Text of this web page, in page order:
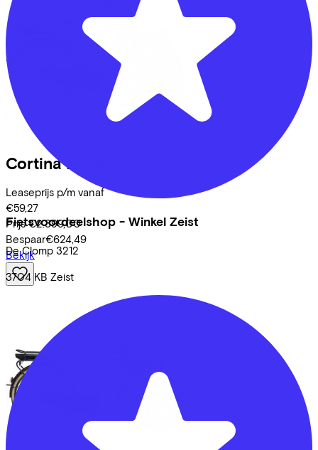
Fietsvoordeelshop - Winkel Zeist
De Clomp 3212
3704 KB Zeist
Cortina E-U8
Leaseprijs p/m vanaf
€59,27
Prijs €2.399,00
Bespaar€624,49
Bekijk